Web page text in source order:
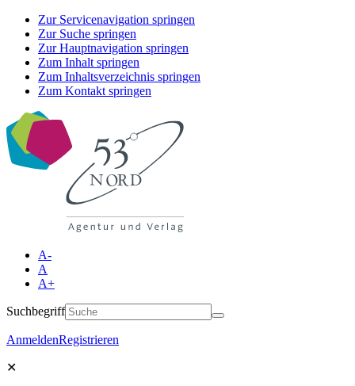
Zur Servicenavigation springen
Zur Suche springen
Zur Hauptnavigation springen
Zum Inhalt springen
Zum Inhaltsverzeichnis springen
Zum Kontakt springen
A-
A
A+
Suchbegriff
AnmeldenRegistrieren
✕